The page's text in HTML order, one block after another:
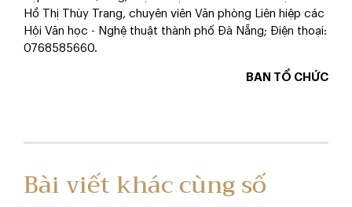
Hồ Thị Thùy Trang, chuyên viên Văn phòng Liên hiệp các
Hội Văn học - Nghệ thuật thành phố Đà Nẵng; Điện thoại:
0768585660.
BAN TỔ CHỨC
Bài viết khác cùng số